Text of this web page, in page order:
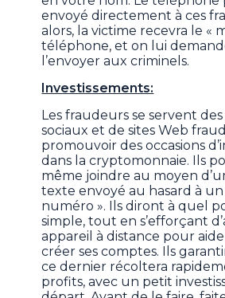
envoyé directement à ces
alors, la victime recevra le «
téléphone, et on lui
l’envoyer aux criminels.
Investissements:
Les fraudeurs se servent
sociaux et de sites Web
promouvoir des occasions
dans la cryptomonnaie. Ils
même joindre au moyen
texte envoyé au hasard à un
numéro ». Ils diront à quel
simple, tout en s’efforçant
appareil à distance pour
créer ses comptes. Ils
ce dernier récoltera
profits, avec un petit